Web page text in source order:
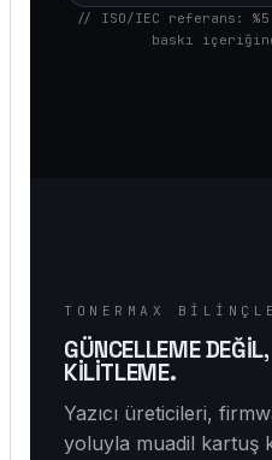
// ISO/IEC referans:
baskı
TONERMAX
GÜNCELLEME DEĞİL,
KİLİTLEME.
Yazıcı üreticileri,
yoluyla muadil kartuş